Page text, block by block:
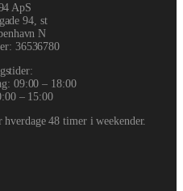
ApS
94, st
N
: 36536780
09:00 – 18:00
– 15:00
48 timer i weekender.